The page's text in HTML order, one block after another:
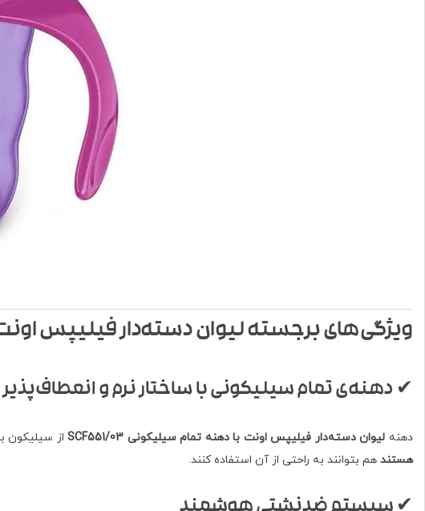
ویژگی‌های برجسته لیوان دسته‌دار فیلیپس
✔ دهنه‌ی تمام سیلیکونی با ساختار نرم و انعطاف‌پذیر
دهنه لیوان دسته‌دار فیلیپس اونت با دهنه تمام سیلیکونی SCF551/03 از سیلیکون
هستند هم بتوانند به راحتی از آن استفاده کنند.